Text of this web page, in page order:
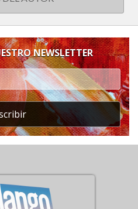
NEWSLETTER